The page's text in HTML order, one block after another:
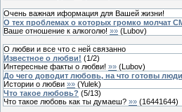
Очень важная иформация для Вашей жизни!
О тех проблемах о которых громко молчат
Ваше отношение к алкоголю! »» (Lubov)
О любви и все что с ней связанно
Известное о любви! (1/2)
Интересные факты о любви! »» (Lubov)
До чего доводит любовь, на что готовы
Истории о любви »» (Yulek)
Что такое любовь? (5/13)
Что такое любовь как ты думаеш? »» (16441644)